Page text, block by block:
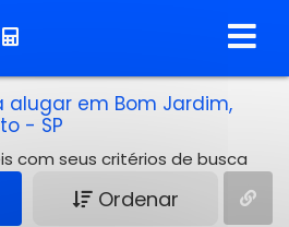
em Bom Jardim,
- SP
com seus critérios de busca
Ordenar